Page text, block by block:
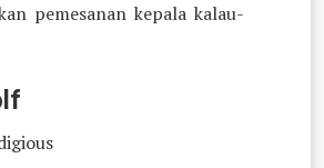
pemesanan kepala kalau-